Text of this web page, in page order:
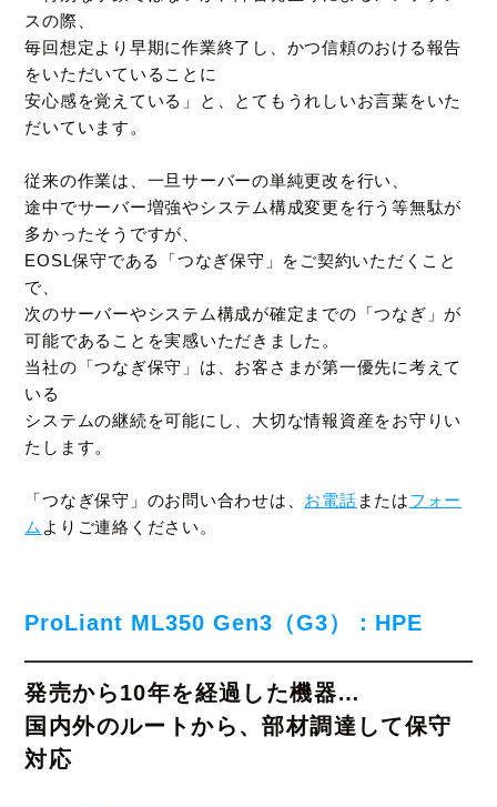
スの際、
毎回想定より早期に作業終了し、かつ信頼のおける報告
をいただいていることに
安心感を覚えている」と、とてもうれしいお言葉をいた
だいています。
従来の作業は、一旦サーバーの単純更改を行い、
途中でサーバー増強やシステム構成変更を行う等無駄が
多かったそうですが、
EOSL保守である「つなぎ保守」をご契約いただくこと
で、
次のサーバーやシステム構成が確定までの「つなぎ」が
可能であることを実感いただきました。
当社の「つなぎ保守」は、お客さまが第一優先に考えて
いる
システムの継続を可能にし、大切な情報資産をお守りい
たします。
「つなぎ保守」のお問い合わせは、 お電話 またはフォー
ム よりご連絡ください。
ProLiant ML350 Gen3（G3）：HPE
発売から10年を経過した機器…
国内外のルートから、部材調達して保守
対応